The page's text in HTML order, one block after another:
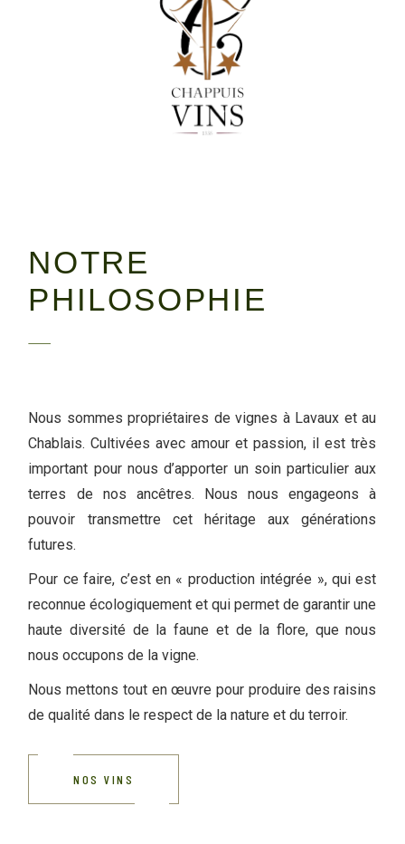
NOTRE
PHILOSOPHIE
Nous sommes propriétaires de vignes à Lavaux et au
Chablais. Cultivées avec amour et passion, il est très
important pour nous d’apporter un soin particulier aux
terres de nos ancêtres. Nous nous engageons à
pouvoir transmettre cet héritage aux générations
futures.
Pour ce faire, c’est en « production intégrée », qui est
reconnue écologiquement et qui permet de garantir une
haute diversité de la faune et de la flore, que nous
nous occupons de la vigne.
Nous mettons tout en œuvre pour produire des raisins
de qualité dans le respect de la nature et du terroir.
NOS VINS